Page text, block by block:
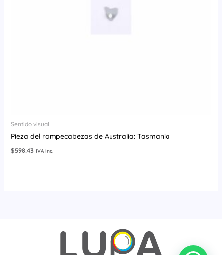
Sentido visual
Pieza del rompecabezas de Australia: Tasmania
$598.43 IVA Inc.